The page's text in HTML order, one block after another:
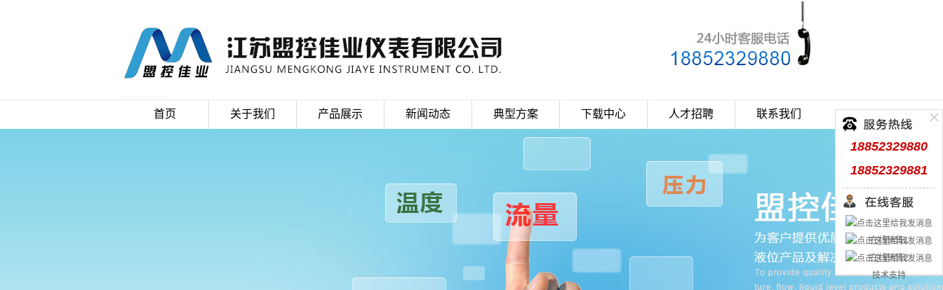
首页 关于我们 产品展示 新闻动态 典型方案 下载中心 人才招聘 联系我们
18852329880
18852329881
在线销售1
在线销售2
技术支持